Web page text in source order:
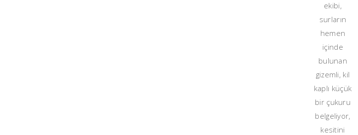
ekibi,
surların
hemen
içinde
bulunan
gizemli, kil
kaplı küçük
bir çukuru
belgeliyor,
kesitini